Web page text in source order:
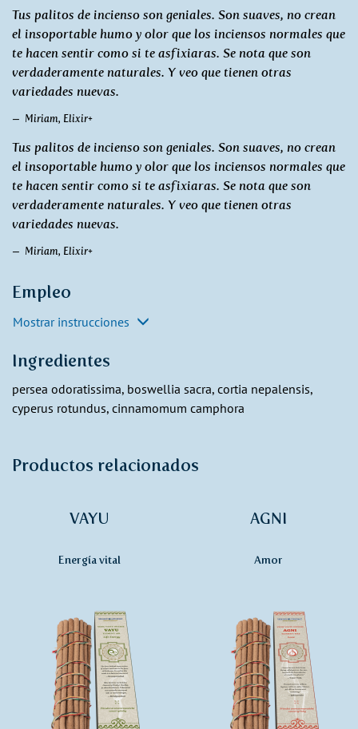
Tus palitos de incienso son geniales. Son suaves, no crean
el insoportable humo y olor que los inciensos normales que
te hacen sentir como si te asfixiaras. Se nota que son
verdaderamente naturales. Y veo que tienen otras
variedades nuevas.
Miriam, Elixir+
Tus palitos de incienso son geniales. Son suaves, no crean
el insoportable humo y olor que los inciensos normales que
te hacen sentir como si te asfixiaras. Se nota que son
verdaderamente naturales. Y veo que tienen otras
variedades nuevas.
Miriam, Elixir+
Empleo
Mostrar instrucciones
Ingredientes
persea odoratissima, boswellia sacra, cortia nepalensis,
cyperus rotundus, cinnamomum camphora
Productos relacionados
VAYU
Energía vital
AGNI
Amor